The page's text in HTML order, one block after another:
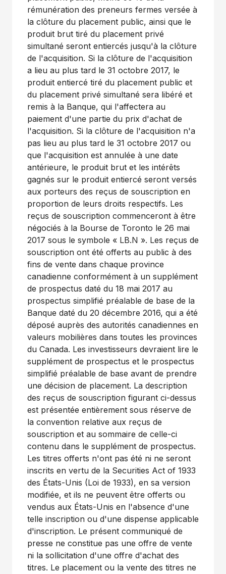
rémunération des preneurs fermes versée à
la clôture du placement public, ainsi que le
produit brut tiré du placement privé
simultané seront entiercés jusqu'à la clôture
de l'acquisition. Si la clôture de l'acquisition
a lieu au plus tard le 31 octobre 2017, le
produit entiercé tiré du placement public et
du placement privé simultané sera libéré et
remis à la Banque, qui l'affectera au
paiement d'une partie du prix d'achat de
l'acquisition. Si la clôture de l'acquisition n'a
pas lieu au plus tard le 31 octobre 2017 ou
que l'acquisition est annulée à une date
antérieure, le produit brut et les intérêts
gagnés sur le produit entiercé seront versés
aux porteurs des reçus de souscription en
proportion de leurs droits respectifs. Les
reçus de souscription commenceront à être
négociés à la Bourse de Toronto le 26 mai
2017 sous le symbole « LB.N ». Les reçus de
souscription ont été offerts au public à des
fins de vente dans chaque province
canadienne conformément à un supplément
de prospectus daté du 18 mai 2017 au
prospectus simplifié préalable de base de la
Banque daté du 20 décembre 2016, qui a été
déposé auprès des autorités canadiennes en
valeurs mobilières dans toutes les provinces
du Canada. Les investisseurs devraient lire le
supplément de prospectus et le prospectus
simplifié préalable de base avant de prendre
une décision de placement. La description
des reçus de souscription figurant ci-dessus
est présentée entièrement sous réserve de
la convention relative aux reçus de
souscription et au sommaire de celle-ci
contenu dans le supplément de prospectus.
Les titres offerts n'ont pas été ni ne seront
inscrits en vertu de la Securities Act of 1933
des États-Unis (Loi de 1933), en sa version
modifiée, et ils ne peuvent être offerts ou
vendus aux États-Unis en l'absence d'une
telle inscription ou d'une dispense applicable
d'inscription. Le présent communiqué de
presse ne constitue pas une offre de vente
ni la sollicitation d'une offre d'achat des
titres. Le placement ou la vente des titres ne